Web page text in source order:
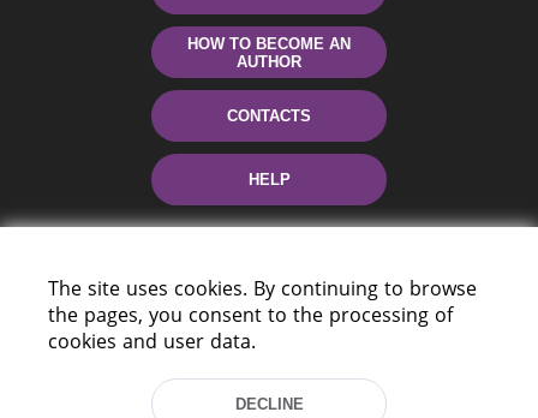
HOW TO BECOME AN
AUTHOR
CONTACTS
HELP
220114, Niezaležnasci Ave. 116, Minsk,
The site uses cookies. By continuing to browse
the pages, you consent to the processing of
cookies and user data.
DECLINE